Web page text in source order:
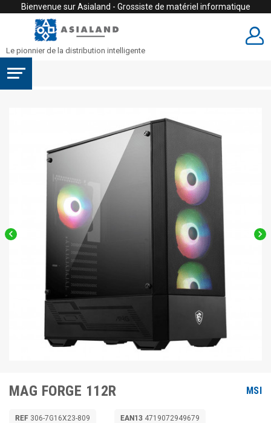
Bienvenue sur Asialand - Grossiste de matériel informatique
Le pionnier de la distribution intelligente
 
MAG FORGE 112R MSI
REF 306-7G16X23-809 EAN13 4719072949679